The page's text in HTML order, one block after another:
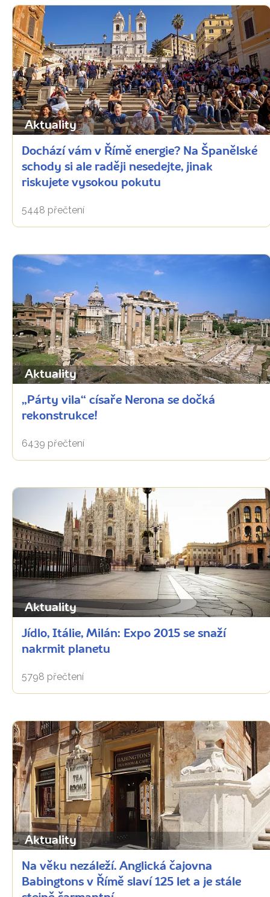
Aktuality
Dochází vám v Římě energie? Na Španělské
schody si ale raději nesedejte, jinak
riskujete vysokou pokutu
5448 přečtení
Aktuality
„Párty vila“ císaře Nerona se dočká
rekonstrukce!
6439 přečtení
Aktuality
Jídlo, Itálie, Milán: Expo 2015 se snaží
nakrmit planetu
5798 přečtení
Aktuality
Na věku nezáleží. Anglická čajovna
Babingtons v Římě slaví 125 let a je stále